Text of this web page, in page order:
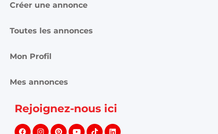
Créer une annonce
Toutes les annonces
Mon Profil
Mes annonces
Rejoignez-nous ici